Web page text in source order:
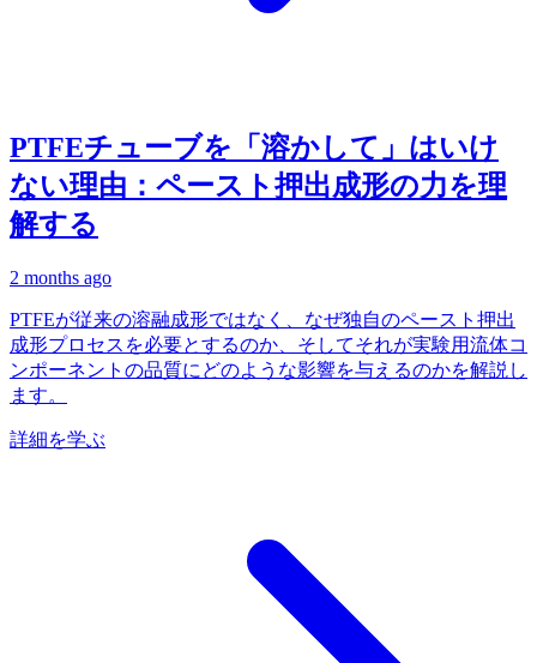
PTFEチューブを「溶かして」はいけ
ない理由：ペースト押出成形の力を理
解する
2 months ago
PTFEが従来の溶融成形ではなく、なぜ独自のペースト押出
成形プロセスを必要とするのか、そしてそれが実験用流体コ
ンポーネントの品質にどのような影響を与えるのかを解説し
ます。
詳細を学ぶ